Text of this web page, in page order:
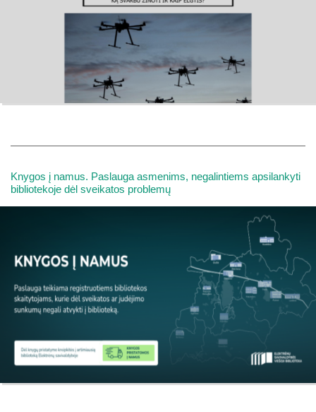
Knygos į namus. Paslauga asmenims, negalintiems apsilankyti
bibliotekoje dėl sveikatos problemų